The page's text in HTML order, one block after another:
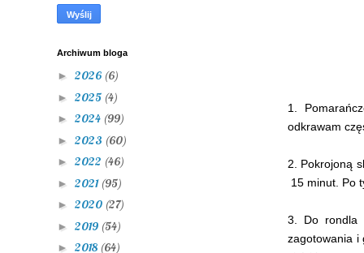
1.
odkrawam
2. Pokrojoną
15 minut. Po
3. Do rondla
zagotowania i
Archiwum bloga
► 2026 (6)
► 2025 (4)
► 2024 (99)
► 2023 (60)
► 2022 (46)
► 2021 (95)
► 2020 (27)
► 2019 (54)
► 2018 (64)